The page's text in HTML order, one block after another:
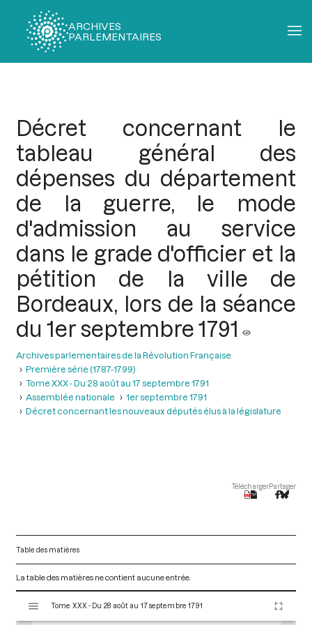
ARCHIVES
PARLEMENTAIRES
Décret concernant le
tableau général des
dépenses du département
de la guerre, le mode
d'admission au service
dans le grade d'officier et la
pétition de la ville de
Bordeaux, lors de la séance
du 1er septembre 1791
Archives parlementaires de la Révolution Française
Première série (1787-1799)
Tome XXX - Du 28 août au 17 septembre 1791
Assemblée nationale
1er septembre 1791
Décret concernant les nouveaux députés élus à la législature
TéléchargerPartager
Table des matières
La table des matières ne contient aucune entrée.
Tome XXX - Du 28 août au 17 septembre 1791